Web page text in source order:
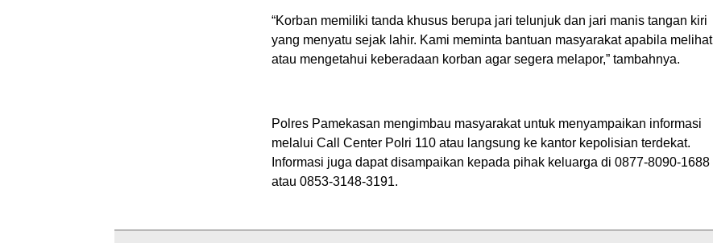
“Korban memiliki tanda khusus berupa jari telunjuk dan jari manis tangan kiri
yang menyatu sejak lahir. Kami meminta bantuan masyarakat apabila melihat
atau mengetahui keberadaan korban agar segera melapor,” tambahnya.
Polres Pamekasan mengimbau masyarakat untuk menyampaikan informasi
melalui Call Center Polri 110 atau langsung ke kantor kepolisian terdekat.
Informasi juga dapat disampaikan kepada pihak keluarga di 0877-8090-1688
atau 0853-3148-3191.